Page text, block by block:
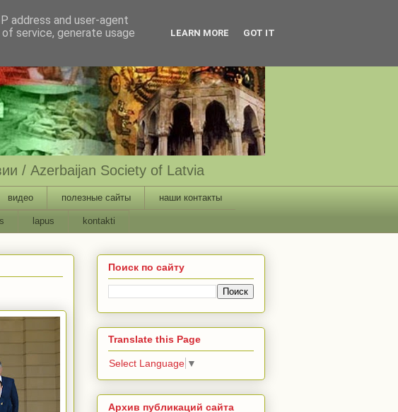
/ Azerbaijan Society of Latvia
видео полезные сайты наши контакты
lapus kontakti
Поиск по сайту
Translate this Page
Select Language ▼
Архив публикаций сайта
address and user-agent
service, generate usage
LEARN MORE GOT IT